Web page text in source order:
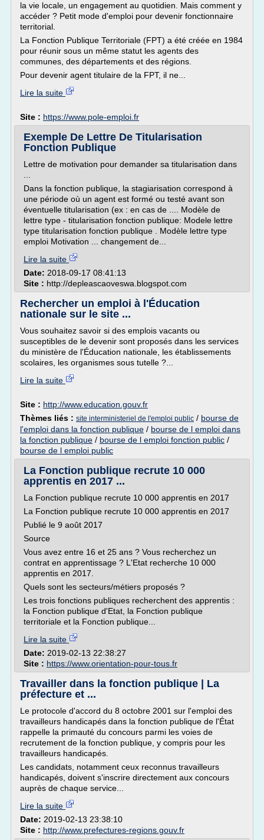
la vie locale, un engagement au quotidien. Mais comment y
accéder ? Petit mode d'emploi pour devenir fonctionnaire
territorial.
La Fonction Publique Territoriale (FPT) a été créée en 1984
pour réunir sous un même statut les agents des
communes, des départements et des régions.
Pour devenir agent titulaire de la FPT, il ne...
Lire la suite
Site : https://www.pole-emploi.fr
Exemple De Lettre De Titularisation
Fonction Publique
Lettre de motivation pour demander sa titularisation dans
Dans la fonction publique, la stagiarisation correspond à
une période où un agent est formé ou testé avant son
éventuelle titularisation (ex : en cas de .... Modèle de
lettre type - titularisation fonction publique: Modele lettre
type titularisation fonction publique . Modèle lettre type
emploi Motivation ... changement de...
Lire la suite
Date: 2018-09-17 08:41:13
Site : http://depleascaoveswa.blogspot.com
Rechercher un emploi à l'Éducation
nationale sur le site ...
Vous souhaitez savoir si des emplois vacants ou
susceptibles de le devenir sont proposés dans les services
du ministère de l'Éducation nationale, les établissements
scolaires, les organismes sous tutelle ?...
Lire la suite
Site : http://www.education.gouv.fr
Thèmes liés : site interministeriel de l'emploi public / bourse de
l'emploi dans la fonction publique / bourse de l emploi dans
la fonction publique / bourse de l emploi fonction public /
bourse de l emploi public
La Fonction publique recrute 10 000
apprentis en 2017 ...
La Fonction publique recrute 10 000 apprentis en 2017
La Fonction publique recrute 10 000 apprentis en 2017
Publié le 9 août 2017
Source
Vous avez entre 16 et 25 ans ? Vous recherchez un
contrat en apprentissage ? L'Etat recherche 10 000
apprentis en 2017.
Quels sont les secteurs/métiers proposés ?
Les trois fonctions publiques recherchent des apprentis :
la Fonction publique d'Etat, la Fonction publique
territoriale et la Fonction publique...
Lire la suite
Date: 2019-02-13 22:38:27
Site : https://www.orientation-pour-tous.fr
Travailler dans la fonction publique | La
préfecture et ...
Le protocole d'accord du 8 octobre 2001 sur l'emploi des
travailleurs handicapés dans la fonction publique de l'État
rappelle la primauté du concours parmi les voies de
recrutement de la fonction publique, y compris pour les
travailleurs handicapés.
Les candidats, notamment ceux reconnus travailleurs
handicapés, doivent s'inscrire directement aux concours
auprès de chaque service...
Lire la suite
Date: 2019-02-13 23:38:10
Site : http://www.prefectures-regions.gouv.fr